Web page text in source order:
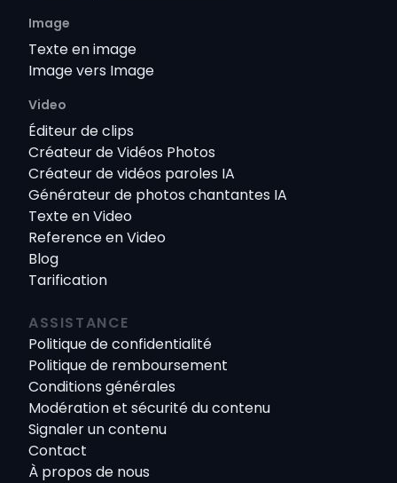
Image
Texte en image
Image vers Image
Video
Éditeur de clips
Créateur de Vidéos Photos
Créateur de vidéos paroles IA
Générateur de photos chantantes IA
Texte en Video
Reference en Video
Blog
Tarification
ASSISTANCE
Politique de confidentialité
Politique de remboursement
Conditions générales
Modération et sécurité du contenu
Signaler un contenu
Contact
À propos de nous